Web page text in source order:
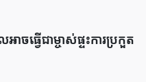
វើជាម្ចាស់ផ្ទះការប្រកួត